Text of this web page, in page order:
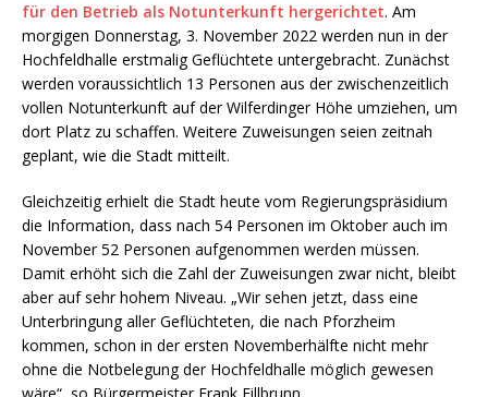
für den Betrieb als Notunterkunft hergerichtet. Am
morgigen Donnerstag, 3. November 2022 werden nun in der
Hochfeldhalle erstmalig Geflüchtete untergebracht. Zunächst
werden voraussichtlich 13 Personen aus der zwischenzeitlich
vollen Notunterkunft auf der Wilferdinger Höhe umziehen, um
dort Platz zu schaffen. Weitere Zuweisungen seien zeitnah
geplant, wie die Stadt mitteilt.
Gleichzeitig erhielt die Stadt heute vom Regierungspräsidium
die Information, dass nach 54 Personen im Oktober auch im
November 52 Personen aufgenommen werden müssen.
Damit erhöht sich die Zahl der Zuweisungen zwar nicht, bleibt
aber auf sehr hohem Niveau. „Wir sehen jetzt, dass eine
Unterbringung aller Geflüchteten, die nach Pforzheim
kommen, schon in der ersten Novemberhälfte nicht mehr
ohne die Notbelegung der Hochfeldhalle möglich gewesen